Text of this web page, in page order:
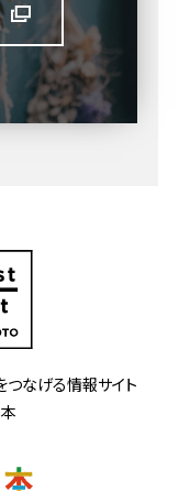
つなげる情報サイト